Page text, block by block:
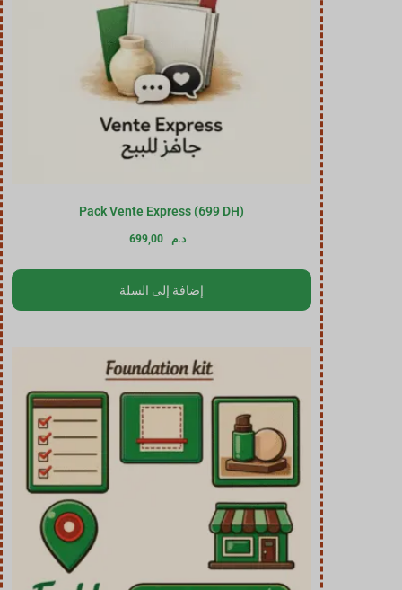
Pack Vente Express (699 DH)
699,00 د.م
إضافة إلى السلة